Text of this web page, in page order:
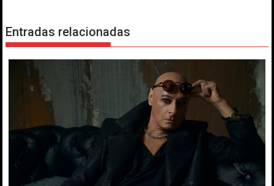
Entradas relacionadas